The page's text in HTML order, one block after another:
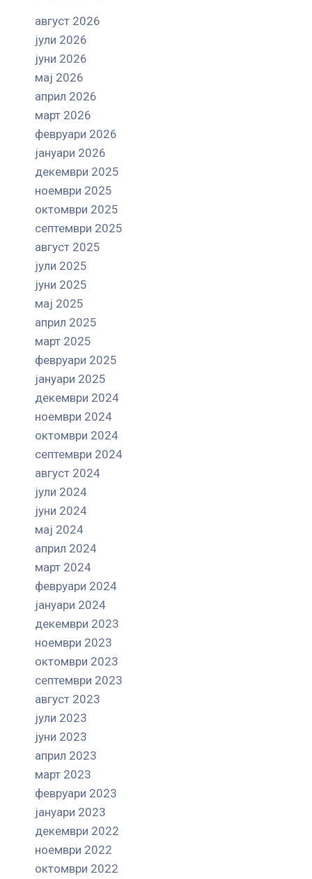
август 2026
јули 2026
јуни 2026
мај 2026
април 2026
март 2026
февруари 2026
јануари 2026
декември 2025
ноември 2025
октомври 2025
септември 2025
август 2025
јули 2025
јуни 2025
мај 2025
април 2025
март 2025
февруари 2025
јануари 2025
декември 2024
ноември 2024
октомври 2024
септември 2024
август 2024
јули 2024
јуни 2024
мај 2024
април 2024
март 2024
февруари 2024
јануари 2024
декември 2023
ноември 2023
октомври 2023
септември 2023
август 2023
јули 2023
јуни 2023
април 2023
март 2023
февруари 2023
јануари 2023
декември 2022
ноември 2022
октомври 2022